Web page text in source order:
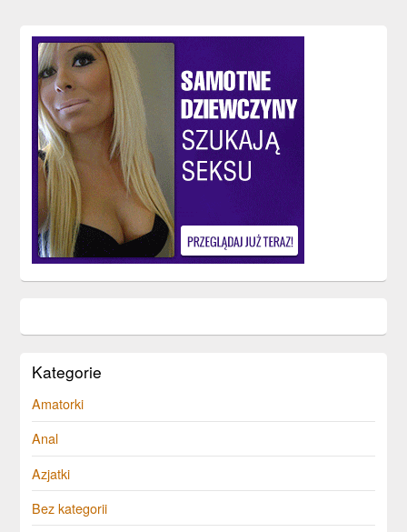
Kategorie
Amatorki
Anal
Azjatki
Bez kategorii